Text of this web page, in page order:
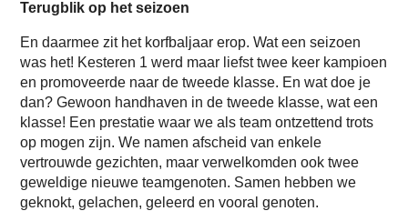
Terugblik op het seizoen
En daarmee zit het korfbaljaar erop. Wat een seizoen
was het! Kesteren 1 werd maar liefst twee keer kampioen
en promoveerde naar de tweede klasse. En wat doe je
dan? Gewoon handhaven in de tweede klasse, wat een
klasse! Een prestatie waar we als team ontzettend trots
op mogen zijn. We namen afscheid van enkele
vertrouwde gezichten, maar verwelkomden ook twee
geweldige nieuwe teamgenoten. Samen hebben we
geknokt, gelachen, geleerd en vooral genoten.